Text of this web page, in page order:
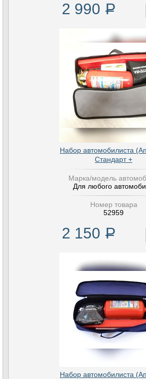
2 990 Р
Набор автомобилиста
Стандарт +
Марка/модель
Для любого
Номер товара
52959
2 150 Р
Набор автомобилиста